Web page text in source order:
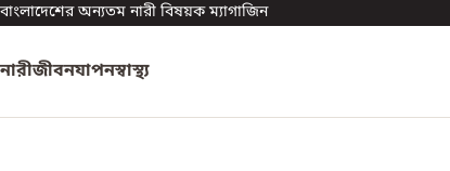
বাংলাদেশের অন্যতম নারী বিষয়ক ম্যাগাজিন
নারীজীবনযাপনস্বাস্থ্য